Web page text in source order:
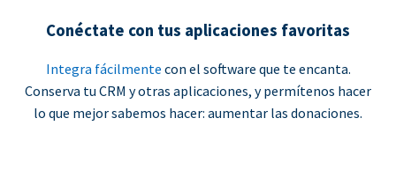
Conéctate con tus aplicaciones favoritas
Integra fácilmente con el software que te encanta.
Conserva tu CRM y otras aplicaciones, y permítenos hacer
lo que mejor sabemos hacer: aumentar las donaciones.